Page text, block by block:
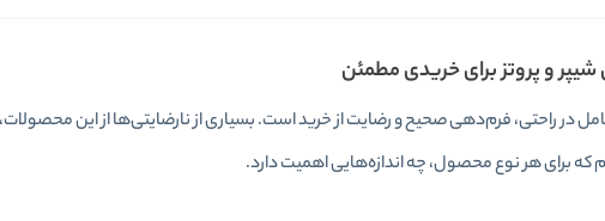
و پروتز برای خریدی مطمئن
در راحتی، فرم‌دهی صحیح و رضایت از خرید است. بسیاری از نارضایتی‌ها از این
برای هر نوع محصول، چه اندازه‌هایی اهمیت دارد.